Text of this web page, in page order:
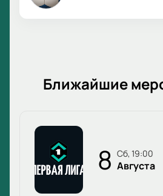
Ближайшие
8 сб, 19:00
Августа